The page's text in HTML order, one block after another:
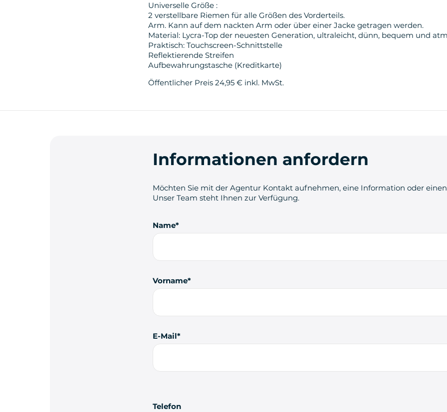
Universelle Größe :
2 verstellbare Riemen für alle Größen des Vorderteils.
Arm. Kann auf dem nackten Arm oder über einer Jacke getragen werden.
Material: Lycra-Top der neuesten Generation, ultraleicht, dünn, bequem und
Praktisch: Touchscreen-Schnittstelle
Reflektierende Streifen
Aufbewahrungstasche (Kreditkarte)
Öffentlicher Preis 24,95 € inkl. MwSt.
Informationen anfordern
Möchten Sie mit der Agentur Kontakt aufnehmen, eine Information oder
Unser Team steht Ihnen zur Verfügung.
Name
Vorname
E-Mail
Telefon